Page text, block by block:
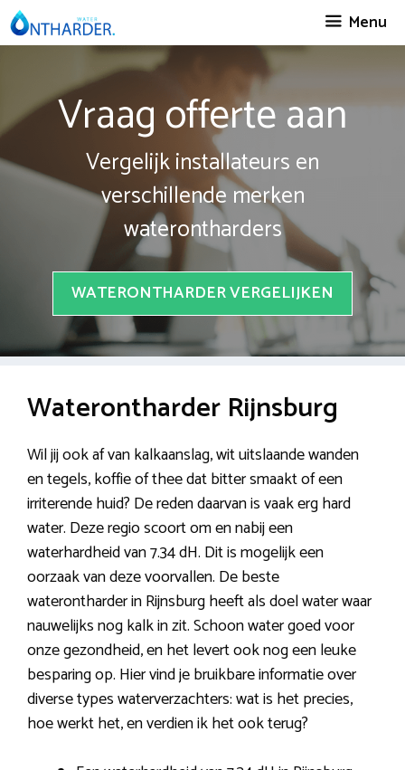
Spring
naar
Menu
Vraag offerte aan
Vergelijk installateurs en
verschillende merken
waterontharders
WATERONTHARDER VERGELIJKEN
Waterontharder Rijnsburg
Wil jij ook af van kalkaanslag, wit uitslaande wanden
en tegels, koffie of thee dat bitter smaakt of een
irriterende huid? De reden daarvan is vaak erg hard
water. Deze regio scoort om en nabij een
waterhardheid van 7.34 dH. Dit is mogelijk een
oorzaak van deze voorvallen. De beste
waterontharder in Rijnsburg heeft als doel water waar
nauwelijks nog kalk in zit. Schoon water goed voor
onze gezondheid, en het levert ook nog een leuke
besparing op. Hier vind je bruikbare informatie over
diverse types waterverzachters: wat is het precies,
hoe werkt het, en verdien ik het ook terug?